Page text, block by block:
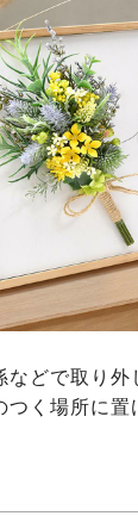
などで取り
つく場所に置